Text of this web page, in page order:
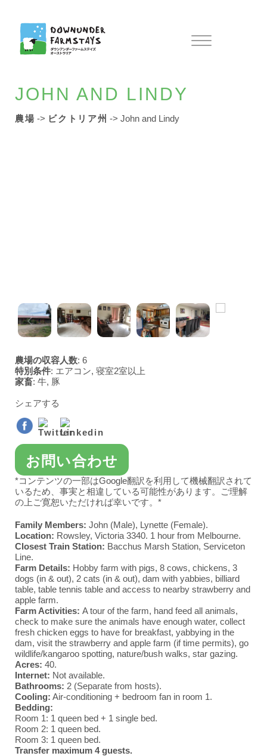
概要
契約農場
カイントン＆バララット
ヤラ・バレー
西オーストラリア州
JOHN AND LINDY
農場 -> ビクトリア州 ->John and Lindy
農場の収容人数: 6
特別条件: エアコン, 寝室2室以上
家畜: 牛, 豚
シェアする
お問い合わせ
*コンテンツの一部はGoogle翻訳を利用して機械翻訳されて
いるため、事実と相違している可能性があります。ご理解
の上ご寛恕いただければ幸いです。*
Family Members: John (Male), Lynette (Female).
Location: Rowsley, Victoria 3340. 1 hour from Melbourne.
Closest Train Station: Bacchus Marsh Station, Serviceton
Line.
Farm Details: Hobby farm with pigs, 8 cows, chickens, 3
dogs (in & out), 2 cats (in & out), dam with yabbies, billiard
table, table tennis table and access to nearby strawberry and
apple farm.
Farm Activities: A tour of the farm, hand feed all animals,
check to make sure the animals have enough water, collect
fresh chicken eggs to have for breakfast, yabbying in the
dam, visit the strawberry and apple farm (if time permits), go
wildlife/kangaroo spotting, nature/bush walks, star gazing.
Acres: 40.
Internet: Not available.
Bathrooms: 2 (Separate from hosts).
Cooling: Air-conditioning + bedroom fan in room 1.
Bedding:
Room 1: 1 queen bed + 1 single bed.
Room 2: 1 queen bed.
Room 3: 1 queen bed.
Transfer maximum 4 guests.